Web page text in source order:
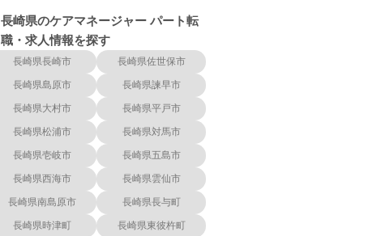
長崎県のケアマネージャー パート転
職・求人情報を探す
長崎県長崎市 長崎県佐世保市
長崎県島原市 長崎県諫早市
長崎県大村市 長崎県平戸市
長崎県松浦市 長崎県対馬市
長崎県壱岐市 長崎県五島市
長崎県西海市 長崎県雲仙市
長崎県南島原市 長崎県長与町
長崎県時津町 長崎県東彼杵町